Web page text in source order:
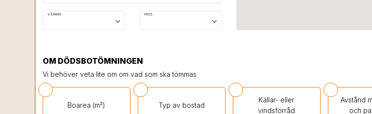
VÅNING
keyboard_arrow_down
HISS
keyboard_arrow_down
OM DÖDSBOTÖMNINGEN
Vi behöver veta lite om om vad som ska tömmas
Boarea (m²) Typ av bostad
Källar- eller
vindsförråd
Avstånd
och